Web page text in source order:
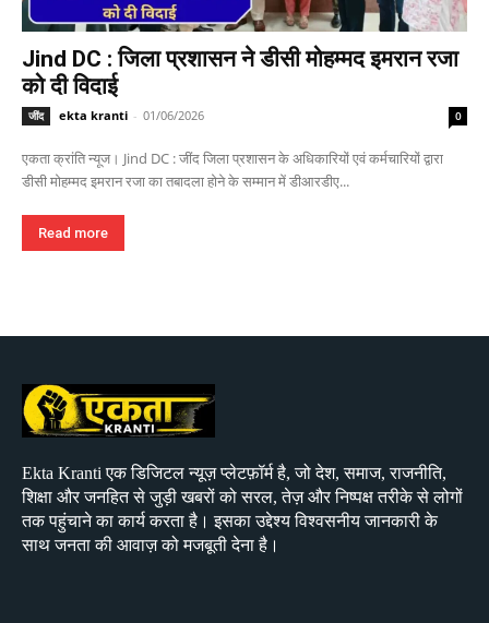
Jind DC : जिला प्रशासन ने डीसी मोहम्मद इमरान रजा
को दी विदाई
जींद ekta kranti - 01/06/2026 0
एकता क्रांति न्यूज। Jind DC : जींद जिला प्रशासन के अधिकारियों एवं कर्मचारियों द्वारा
डीसी मोहम्मद इमरान रजा का तबादला होने के सम्मान में डीआरडीए...
Read more
Ekta Kranti एक डिजिटल न्यूज़ प्लेटफ़ॉर्म है, जो देश, समाज, राजनीति,
शिक्षा और जनहित से जुड़ी खबरों को सरल, तेज़ और निष्पक्ष तरीके से लोगों
तक पहुंचाने का कार्य करता है। इसका उद्देश्य विश्वसनीय जानकारी के
साथ जनता की आवाज़ को मजबूती देना है।